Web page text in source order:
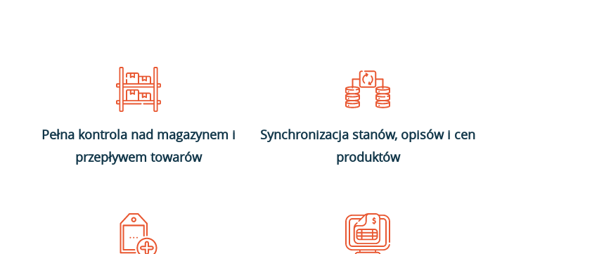
Pełna kontrola nad magazynem i
przepływem towarów
Synchronizacja stanów, opisów i cen
produktów